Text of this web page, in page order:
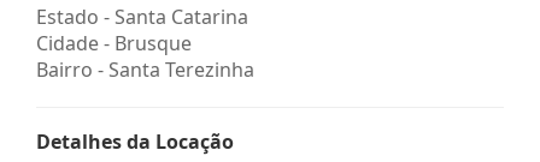
Estado -Santa Catarina
Cidade - Brusque
Bairro -Santa Terezinha
Detalhes da Locação